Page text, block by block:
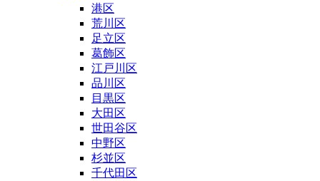
港区
荒川区
足立区
葛飾区
江戸川区
品川区
目黒区
大田区
世田谷区
中野区
杉並区
千代田区